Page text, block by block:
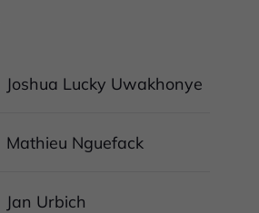
Joshua Lucky Uwakhonye
Mathieu Nguefack
Jan Urbich